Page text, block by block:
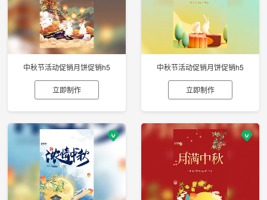
中秋节活动促销月饼促销h5
立即制作
中秋节活动促销月饼促销h5
立即制作